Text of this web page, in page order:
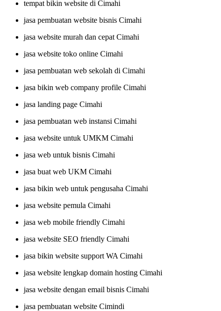
tempat bikin website di Cimahi
jasa pembuatan website bisnis Cimahi
jasa website murah dan cepat Cimahi
jasa website toko online Cimahi
jasa pembuatan web sekolah di Cimahi
jasa bikin web company profile Cimahi
jasa landing page Cimahi
jasa pembuatan web instansi Cimahi
jasa website untuk UMKM Cimahi
jasa web untuk bisnis Cimahi
jasa buat web UKM Cimahi
jasa bikin web untuk pengusaha Cimahi
jasa website pemula Cimahi
jasa web mobile friendly Cimahi
jasa website SEO friendly Cimahi
jasa bikin website support WA Cimahi
jasa website lengkap domain hosting Cimahi
jasa website dengan email bisnis Cimahi
jasa pembuatan website Cimindi